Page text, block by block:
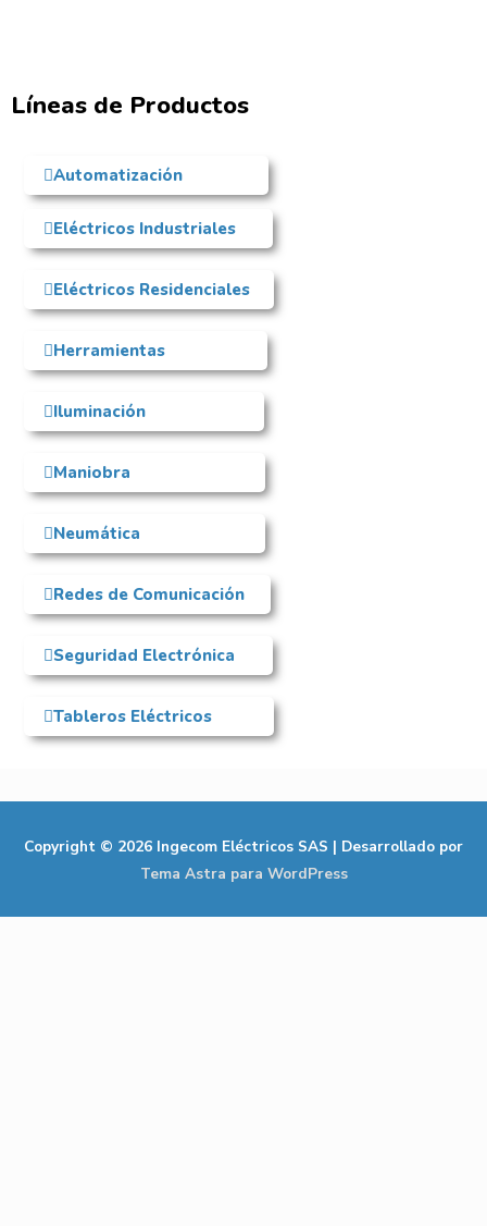
Líneas de Productos
Automatización
Eléctricos Industriales
Eléctricos Residenciales
Herramientas
Iluminación
Maniobra
Neumática
Redes de Comunicación
Seguridad Electrónica
Tableros Eléctricos
Copyright © 2026 Ingecom Eléctricos SAS | Desarrollado por
Tema Astra para WordPress